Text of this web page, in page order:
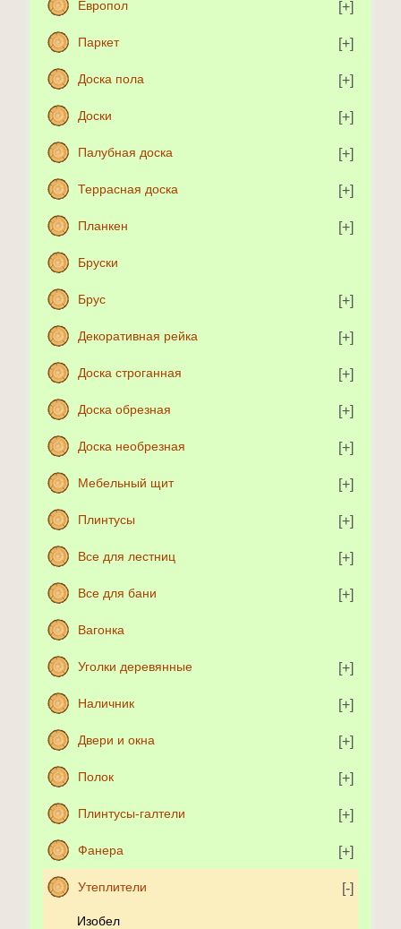
Европол
Паркет
Доска пола
Доски
Палубная доска
Террасная доска
Планкен
Бруски
Брус
Декоративная рейка
Доска строганная
Доска обрезная
Доска необрезная
Мебельный щит
Плинтусы
Все для лестниц
Все для бани
Вагонка
Уголки деревянные
Наличник
Двери и окна
Полок
Плинтусы-галтели
Фанера
Утеплители
Изобел